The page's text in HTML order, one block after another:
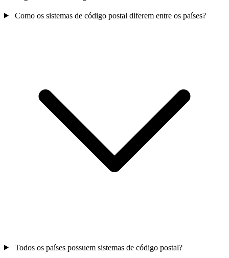
Como os sistemas de código postal diferem entre os países?
Todos os países possuem sistemas de código postal?